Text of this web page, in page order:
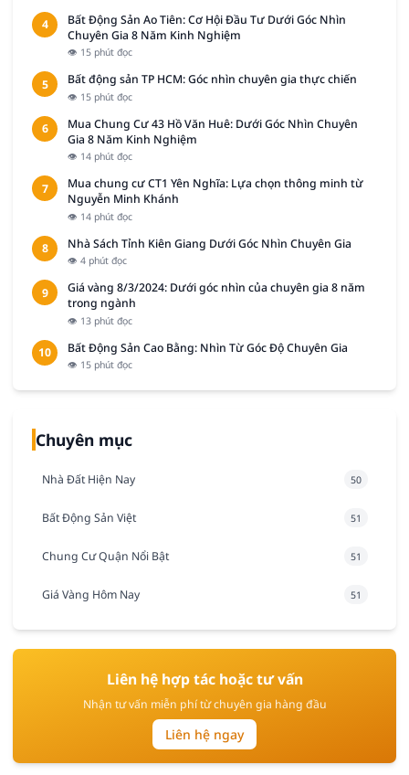
4
Bất Động Sản Ao Tiên: Cơ Hội Đầu Tư Dưới Góc Nhìn
Chuyên Gia 8 Năm Kinh Nghiệm
👁 15 phút đọc
5 Bất động sản TP HCM: Góc nhìn chuyên gia thực chiến
👁 15 phút đọc
6
Mua Chung Cư 43 Hồ Văn Huê: Dưới Góc Nhìn Chuyên
Gia 8 Năm Kinh Nghiệm
👁 14 phút đọc
7
Mua chung cư CT1 Yên Nghĩa: Lựa chọn thông minh từ
Nguyễn Minh Khánh
👁 14 phút đọc
8 Nhà Sách Tỉnh Kiên Giang Dưới Góc Nhìn Chuyên Gia
👁 4 phút đọc
9
Giá vàng 8/3/2024: Dưới góc nhìn của chuyên gia 8 năm
trong ngành
👁 13 phút đọc
10 Bất Động Sản Cao Bằng: Nhìn Từ Góc Độ Chuyên Gia
👁 15 phút đọc
Chuyên mục
Nhà Đất Hiện Nay 50
Bất Động Sản Việt 51
Chung Cư Quận Nổi Bật 51
Giá Vàng Hôm Nay 51
Liên hệ hợp tác hoặc tư vấn
Nhận tư vấn miễn phí từ chuyên gia hàng đầu
Liên hệ ngay